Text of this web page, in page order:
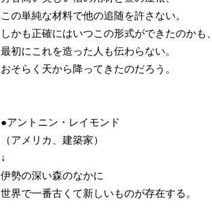
この単純な材料で他の追随を許さない。
しかも正確にはいつこの形式ができたのかも、
最初にこれを造った人も伝わらない。
おそらく天から降ってきたのだろう。
●アントニン・レイモンド
（アメリカ、建築家）
↓
伊勢の深い森のなかに
世界で一番古くて新しいものが存在する。